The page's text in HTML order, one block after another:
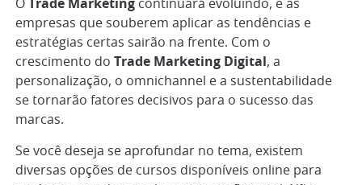
O Trade Marketing continuará evoluindo, e as
empresas que souberem aplicar as tendências e
estratégias certas sairão na frente. Com o
crescimento do Trade Marketing Digital , a
personalização, o omnichannel e a sustentabilidade
se tornarão fatores decisivos para o sucesso das
marcas.
Se você deseja se aprofundar no tema, existem
diversas opções de cursos disponíveis online para